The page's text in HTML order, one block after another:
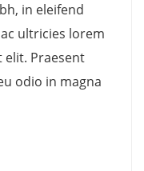
in eleifend
ultricies lorem
Praesent
odio in magna